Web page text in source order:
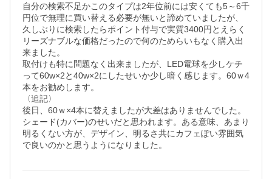
自分の検索不足かこのタイプは2年位前には安くても5～6千
円位で無理に買い替える必要が無いと諦めていましたが、
久しぶりに検索したらポイント付与で実質3400円とえらく
リーズナブルな価格だったので何のためらいもなく購入出
来ました。
取付けも特に問題なく出来ましたが、LED電球を少しケチ
って60w×2と40w×2にしたせいか少し暗く感じます。60ｗ4
本をお勧めします。
〈追記〉
後日、60ｗ×4本に替えましたが大差はありませんでした。
シェード(カバー)のせいだと思われます。ある意味、あまり
明るくない方が、デザイン、明るさ共にカフェぽい雰囲気
で良いのかと思うようになりました。